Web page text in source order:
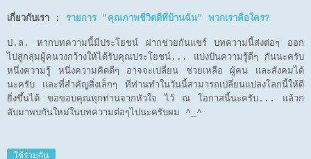
เกี่ยวกับเรา : รายการ "คุณภาพชีวิตดีที่บ้านฉัน" พวกเราคือใคร?
ป.ล. หากบทความนี้มีประโยชน์ ฝากช่วยกันแชร์ บทความนี้ส่งต่อๆ ออก
ไปสู่กลุ่มผู้คนวงกว้างให้ได้รับคุณประโยชน์... แบ่งปันความรู้ดีๆ กันนะครับ
หนึ่งความรู้ หนึ่งความคิดดีๆ อาจจะเปลี่ยน ช่วยเหลือ ผู้คน และสังคมได้
นะครับ และที่สำคัญสิ่งเล็กๆ ที่ท่านทำในวันนี้สามารถเปลี่ยนแปลงโลกนี้ให้ดี
ยิ่งขึ้นได้ ขอขอบคุณทุกท่านจากหัวใจ ไว้ ณ โอกาสนี้นะครับ... แล้วก
ลับมาพบกันใหม่ในบทความต่อๆไปนะครับผม ^_^
ใช้ร่วมกัน